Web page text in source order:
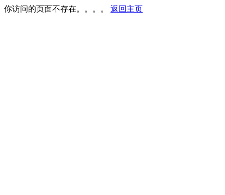
你访问的页面不存在。。。。 返回主页